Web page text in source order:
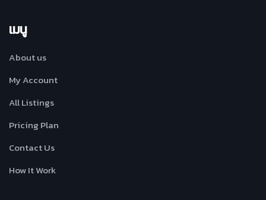
เมนู
About us
My Account
All Listings
Pricing Plan
Contact Us
How It Work